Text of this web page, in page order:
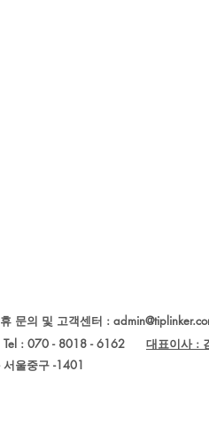
문의 및 고객센터 :
Tel : 070 - 8018 - 6162 대표이사 :
울중구 -1401